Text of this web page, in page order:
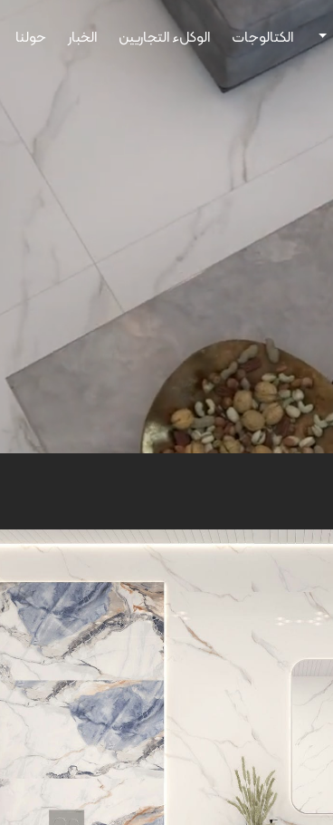
الكتالوجات الوكلء التجاريين الخبار حولنا